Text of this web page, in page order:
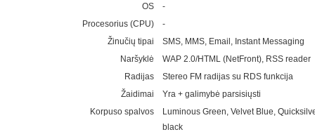
OS
-
Procesorius (CPU)
-
Žinučių tipai
SMS, MMS, Email, Instant Messaging
Naršyklė
WAP 2.0/HTML (NetFront), RSS reader
Radijas
Stereo FM radijas su RDS funkcija
Žaidimai
Yra + galimybė parsisiųsti
Korpuso spalvos
Luminous Green, Velvet Blue,
black